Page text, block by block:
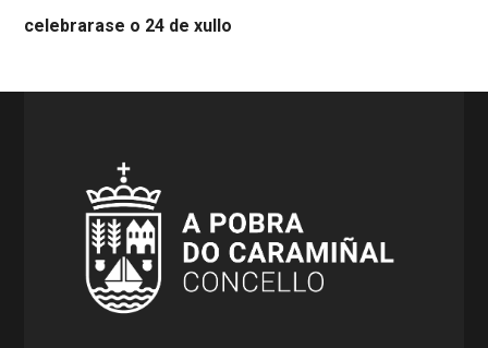
celebrarase o 24 de xullo